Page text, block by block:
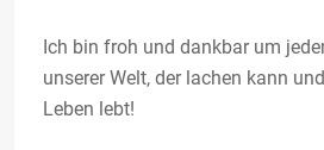
Ich bin froh und dankbar um
unserer Welt, der lachen kann
Leben lebt!